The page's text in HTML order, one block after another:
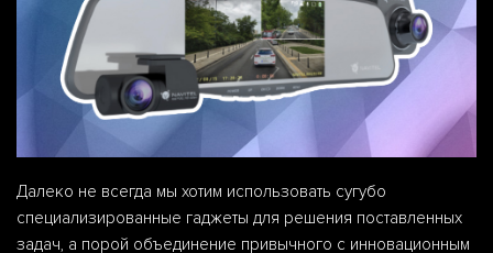
Далеко не всегда мы хотим использовать сугубо
специализированные гаджеты для решения поставленных
задач, а порой объединение привычного с инновационным